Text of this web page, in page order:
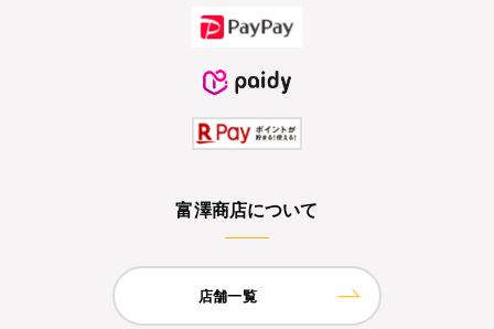
富澤商店について
店舗一覧